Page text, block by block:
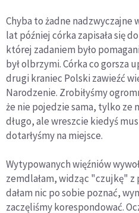
Chyba to żadne nadzwyczajne
lat później córka zapisała się
której zadaniem było
był olbrzymi. Córka co gorsza
drugi kraniec Polski zawieźć
Narodzenie. Zrobiłyśmy
że nie pojedzie sama, tylko ze
długo, ale wreszcie kiedyś
dotarłyśmy na miejsce.
Wytypowanych więźniów
zemdlałam, widząc "czujkę" z
dałam nic po sobie poznać,
zaczęliśmy korespondować.